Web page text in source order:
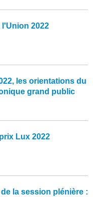
l'Union 2022
les orientations du
grand public
Lux 2022
la session plénière :